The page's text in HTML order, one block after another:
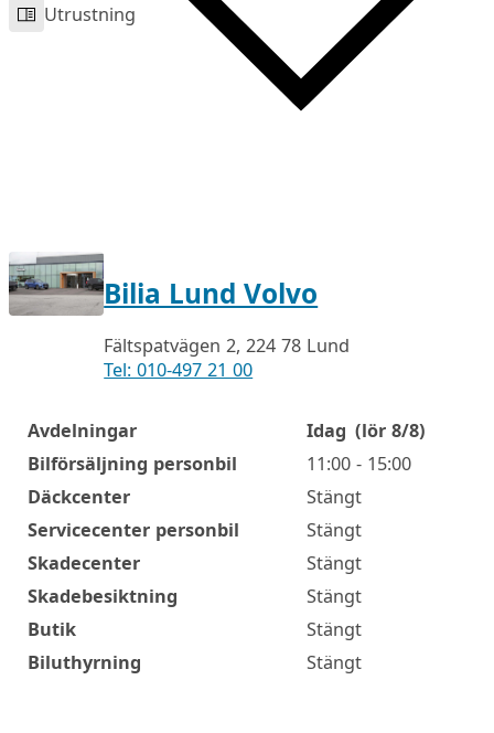
Utrustning
Bilia Lund Volvo
Fältspatvägen 2, 224 78 Lund
Tel: 010-497 21 00
Öppettider
Avdelningar Idag (lör 8/8)
Bilförsäljning personbil
11:00 - 15:00
Däckcenter
Stängt
Servicecenter personbil
Stängt
Skadecenter
Stängt
Skadebesiktning
Stängt
Butik
Stängt
Biluthyrning
Stängt